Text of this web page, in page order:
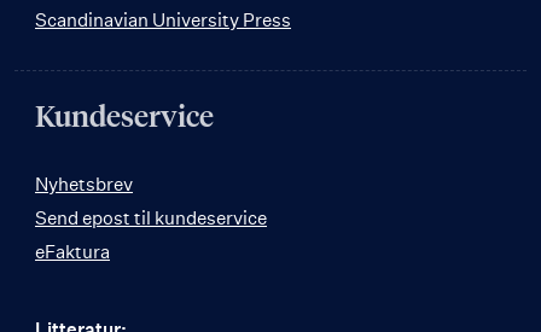
Scandinavian University Press
Kundeservice
Nyhetsbrev
Send epost til kundeservice
eFaktura